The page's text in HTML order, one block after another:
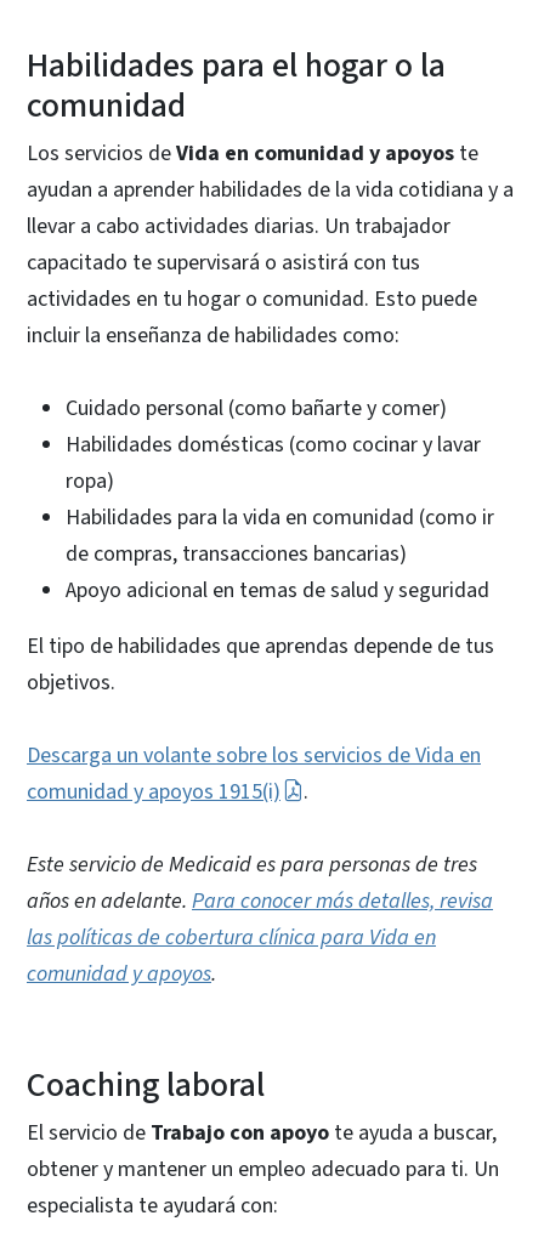
Habilidades para el hogar o la
comunidad
Los servicios deVida en comunidad y apoyos te
ayudan a aprender habilidades de la vida cotidiana y a
llevar a cabo actividades diarias. Un trabajador
capacitado te supervisará o asistirá con tus
actividades en tu hogar o comunidad. Esto puede
incluir la enseñanza de habilidades como:
Cuidado personal (como bañarte y comer)
Habilidades domésticas (como cocinar y lavar
ropa)
Habilidades para la vida en comunidad (como ir
de compras, transacciones bancarias)
Apoyo adicional en temas de salud y seguridad
El tipo de habilidades que aprendas depende de tus
objetivos.
Descarga un volante sobre los servicios de Vida en
comunidad y apoyos 1915(i)
.
Este servicio de Medicaid es para personas de tres
años en adelante. Para conocer más detalles, revisa
las políticas de cobertura clínica para Vida en
comunidad y apoyos.
Coaching laboral
El servicio de Trabajo con apoyo te ayuda a buscar,
obtener y mantener un empleo adecuado para ti. Un
especialista te ayudará con: